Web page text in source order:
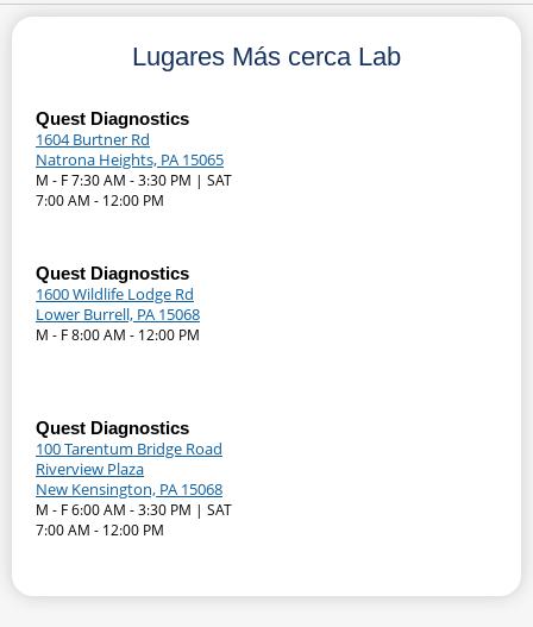
Lugares Más cerca Lab
Quest Diagnostics
1604 Burtner Rd
Natrona Heights, PA 15065
M - F 7:30 AM - 3:30 PM | SAT
7:00 AM - 12:00 PM
Quest Diagnostics
1600 Wildlife Lodge Rd
Lower Burrell, PA 15068
M - F 8:00 AM - 12:00 PM
Quest Diagnostics
100 Tarentum Bridge Road
Riverview Plaza
New Kensington, PA 15068
M - F 6:00 AM - 3:30 PM | SAT
7:00 AM - 12:00 PM